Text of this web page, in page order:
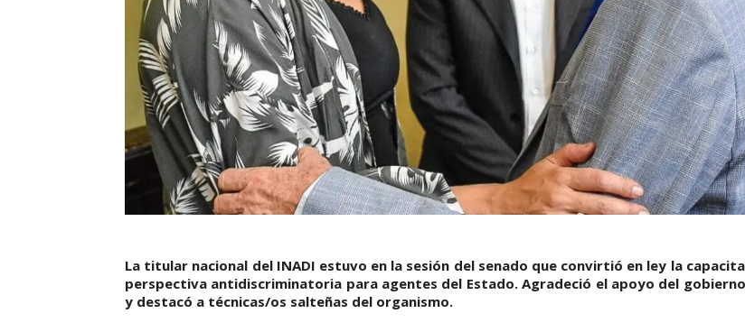
La titular nacional del INADI estuvo en la sesión del senado que convirtió en ley la
perspectiva antidiscriminatoria para agentes del Estado. Agradeció el apoyo del
y destacó a técnicas/os salteñas del organismo.